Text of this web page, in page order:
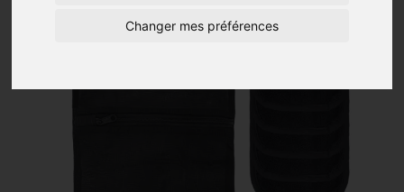
Changer mes préférences